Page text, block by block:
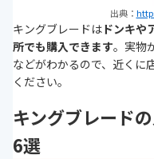
出典：
キングブレードはドンキや
所でも購入できます。実物
などがわかるので、近くに
ください。
キングブレード
6選